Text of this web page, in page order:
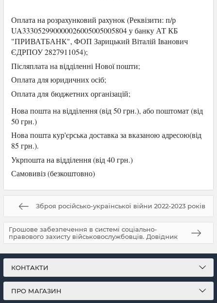
Оплата на розрахунковий рахунок (Реквізити: п/р
UA333052990000026005005005804 у банку АТ КБ
"ПРИВАТБАНК", ФОП Зарицький Віталій Іванович
ЄДРПОУ 2827911054);
Післяплата на відділенні Нової пошти;
Оплата для юридичних осіб;
Оплата для бюджетних організацій;
Нова пошта на відділення (від 50 грн.), абопоштомат (від
50 грн.)
Нова пошта кур'єрська доставка за вказаною адресою(від
85 грн.).
Укрпошта на відділення (від 40 грн.)
Самовивіз (безкоштовно)
Зброя російсько-української війни 2022-2023 років
Грошове забезпечення в системі соціально-
правового захисту військовослужбовців. Довідник
КОНТАКТИ
ПРО МАГАЗИН